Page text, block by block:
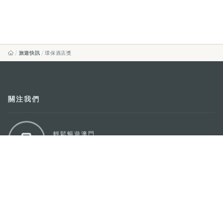
旅遊快訊 環保酒店獎
關注我們
輕鬆暢遊澳門